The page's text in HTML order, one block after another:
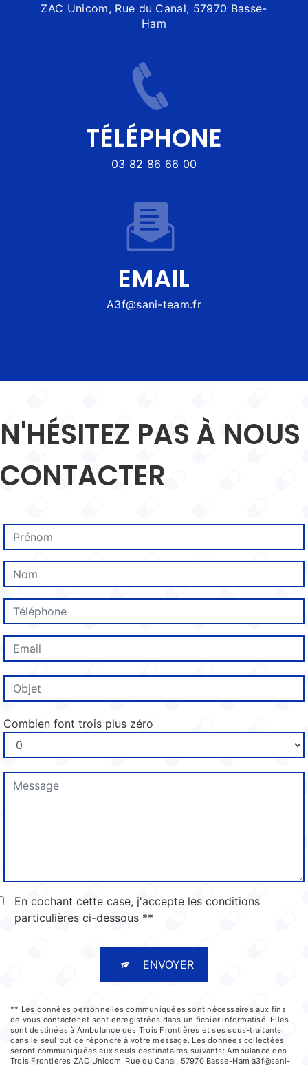
ZAC Unicom, Rue du Canal, 57970 Basse-
Ham
TÉLÉPHONE
03 82 86 66 00
EMAIL
a3f@sani-team.fr
N'HÉSITEZ PAS À NOUS
CONTACTER
Combien font trois plus zéro
En cochant cette case, j'accepte les conditions
particulières ci-dessous **
ENVOYER
** Les données personnelles communiquées sont nécessaires aux fins
de vous contacter et sont enregistrées dans un fichier informatisé. Elles
sont destinées à Ambulance des Trois Frontières et ses sous-traitants
dans le seul but de répondre à votre message. Les données collectées
seront communiquées aux seuls destinataires suivants: Ambulance des
Trois Frontières ZAC Unicom, Rue du Canal, 57970 Basse-Ham a3f@sani-